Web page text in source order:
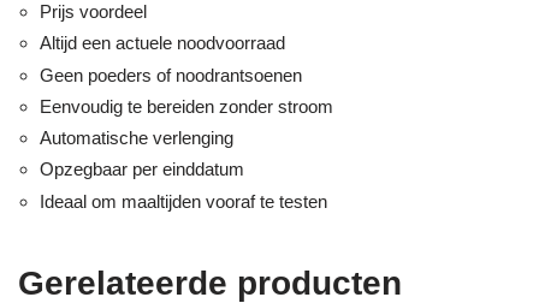
Prijs voordeel
Altijd een actuele noodvoorraad
Geen poeders of noodrantsoenen
Eenvoudig te bereiden zonder stroom
Automatische verlenging
Opzegbaar per einddatum
Ideaal om maaltijden vooraf te testen
Gerelateerde producten